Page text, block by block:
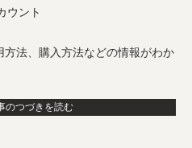
ウント
法、購入方法などの情報がわか
つづきを読む